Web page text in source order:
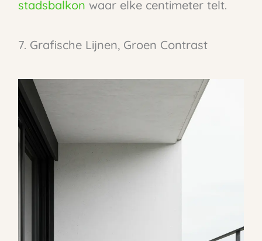
stadsbalkon waar elke centimeter telt.
7. Grafische Lijnen, Groen Contrast